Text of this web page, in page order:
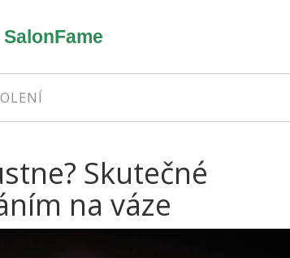
Skutečné
na váze